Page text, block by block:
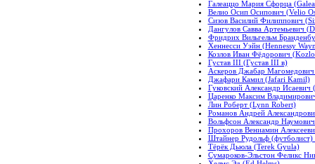
Галеаццо Мария Сфорца
Велио Осип Осипович (Velio
Сизов Василий Филиппович
Дангулов Савва Артемьевич
Фридрих Вильгельм
Хеннесси Уэйн (Hennessy
Козлов Иван Фёдорович
Густав III (Густав III в)
Аскеров Джабар
Джафари Камил (Jafari Kamil)
Гуковский Александр
Царенко Максим
Лин Роберт (Lynn Robert)
Романов Андрей
Вольфсон Александр
Прохоров Вениамин
Штайнер Рудольф
Тёрёк Дьюла (Terek Gyula)
Сумароков-Эльстон Феликс